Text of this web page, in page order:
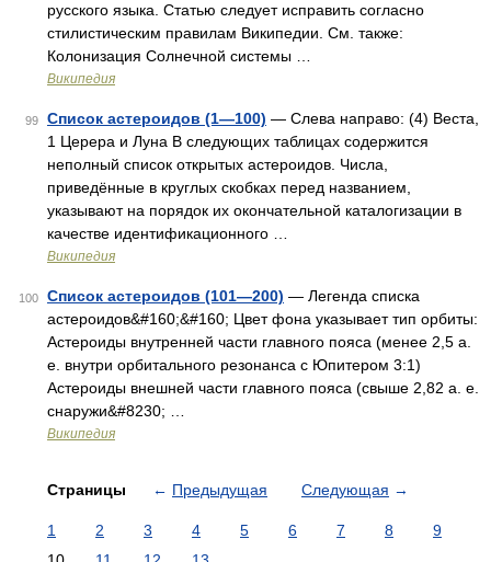
русского языка. Статью следует исправить согласно
стилистическим правилам Википедии. См. также:
Колонизация Солнечной системы …
Википедия
99 Список астероидов (1—100) — Слева направо: (4) Веста,
1 Церера и Луна В следующих таблицах содержится
неполный список открытых астероидов. Числа,
приведённые в круглых скобках перед названием,
указывают на порядок их окончательной каталогизации в
качестве идентификационного …
Википедия
100 Список астероидов (101—200) — Легенда списка
астероидов&#160;&#160; Цвет фона указывает тип орбиты:
Астероиды внутренней части главного пояса (менее 2,5 а.
е. внутри орбитального резонанса с Юпитером 3:1)
Астероиды внешней части главного пояса (свыше 2,82 а. е.
снаружи&#8230; …
Википедия
Страницы ← Предыдущая Следующая →
1 2 3 4 5 6 7 8
9